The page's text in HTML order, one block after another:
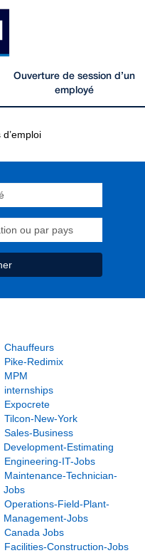
Ouverture de session d’un
employé
(page
Chauffeurs
Pike-Redimix
MPM
internships
Expocrete
Tilcon-New-York
Sales-Business
Development-Estimating
Engineering-IT-Jobs
Maintenance-Technician-
Jobs
Operations-Field-Plant-
Management-Jobs
Canada Jobs
Facilities-Construction-Jobs